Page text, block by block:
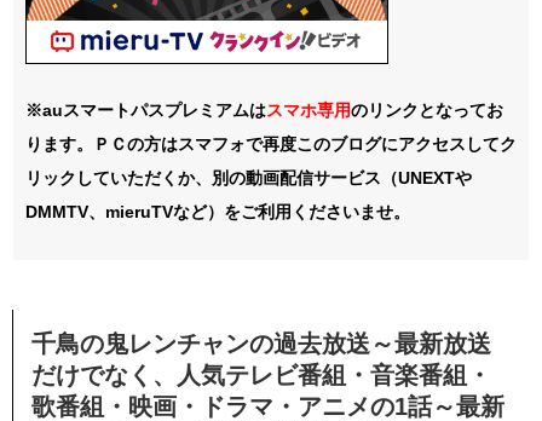
※auスマートパスプレミアムはスマホ専用のリンクとなってお
ります。ＰＣの方はスマフォで再度このブログにアクセスしてク
リックしていただくか、別の動画配信サービス（UNEXTや
DMMTV、mieruTVなど）をご利用くださいませ。
千鳥の鬼レンチャンの過去放送～最新放送
だけでなく、人気テレビ番組・音楽番組・
歌番組・映画・ドラマ・アニメの1話～最新